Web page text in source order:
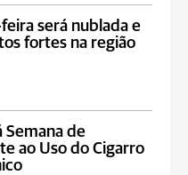
será nublada e
fortes na região
Semana de
ao Uso do Cigarro